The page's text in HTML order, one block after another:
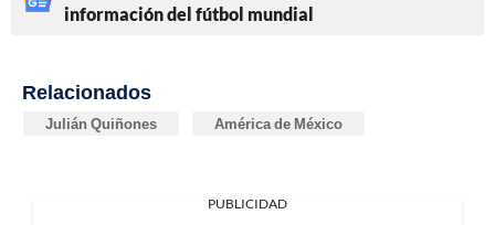
información del fútbol mundial
Relacionados
Julián Quiñones América de México
PUBLICIDAD